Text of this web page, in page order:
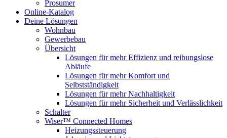
Prosumer
Online-Katalog
Deine Lösungen
Wohnbau
Gewerbebau
Übersicht
Lösungen für mehr Effizienz und reibungslose
Abläufe
Lösungen für mehr Komfort und
Selbstständigkeit
Lösungen für mehr Nachhaltigkeit
Lösungen für mehr Sicherheit und Verlässlichkeit
Schalter
Wiser™ Connected Homes
Heizungssteuerung